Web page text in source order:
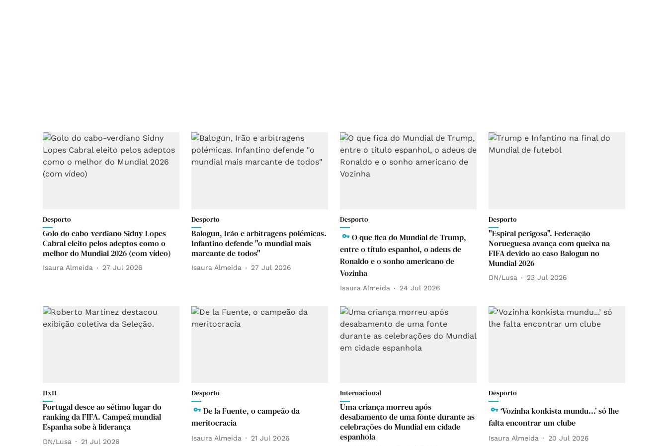
Desporto
Golo do cabo-verdiano Sidny Lopes
Cabral eleito pelos adeptos como o
melhor do Mundial 2026 (com vídeo)
Isaura Almeida 27 Jul 2026
Desporto
Balogun, Irão e arbitragens polémicas.
Infantino defende "o mundial mais
marcante de todos"
Isaura Almeida 27 Jul 2026
Desporto
O que fica do Mundial de Trump,
entre o título espanhol, o adeus de
Ronaldo e o sonho americano de
Vozinha
Isaura Almeida 24 Jul 2026
Desporto
"Espiral perigosa". Federação
Norueguesa avança com queixa na
FIFA devido ao caso Balogun no
Mundial 2026
DN/Lusa 23 Jul 2026
11x11
Portugal desce ao sétimo lugar do
ranking da FIFA. Campeã mundial
Espanha sobe à liderança
DN/Lusa 21 Jul 2026
Desporto
De la Fuente, o campeão da
meritocracia
Isaura Almeida 21 Jul 2026
Internacional
Uma criança morreu após
desabamento de uma fonte durante as
celebrações do Mundial em cidade
espanhola
Desporto
‘Vozinha konkista mundu...’ só lhe
falta encontrar um clube
Isaura Almeida 20 Jul 2026